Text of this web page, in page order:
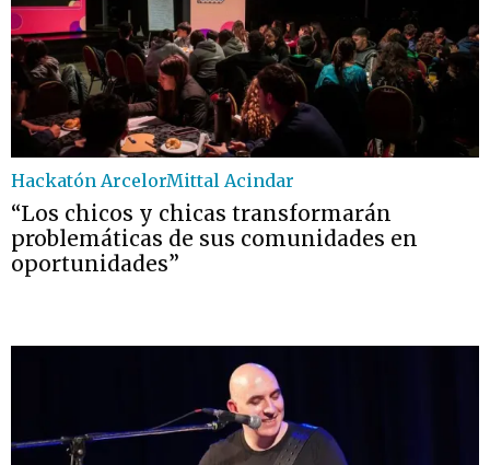
Hackatón ArcelorMittal Acindar
“Los chicos y chicas transformarán
problemáticas de sus comunidades en
oportunidades”